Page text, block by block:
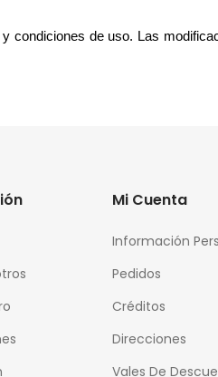
condiciones de uso. Las
Mi Cuenta
Información
Pedidos
Créditos
Direcciones
Vales De